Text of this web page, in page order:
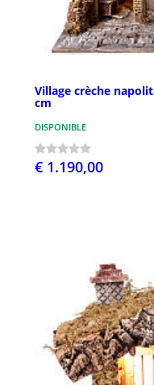
Village crèche
cm
DISPONIBLE
€ 1.190,00